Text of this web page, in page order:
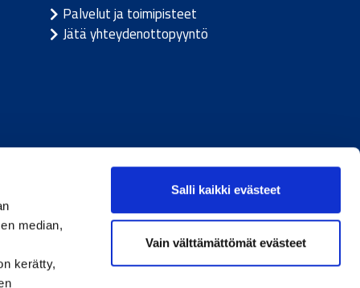
median,
kerätty,
Salli kaikki evästeet
Vain välttämättömät evästeet
Palvelut ja toimipisteet
Jätä yhteydenottopyyntö